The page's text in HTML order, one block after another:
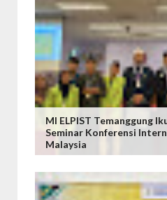
MI ELPIST Temanggung
Seminar Konferensi
Malaysia